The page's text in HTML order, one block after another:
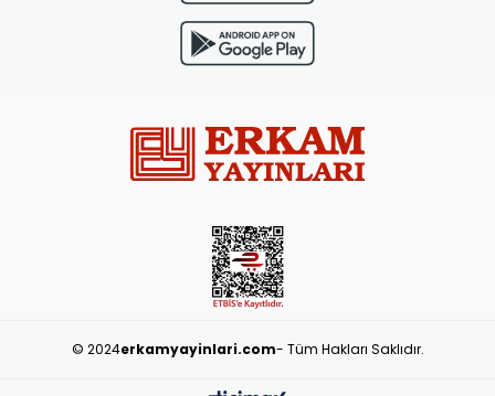
© 2024erkamyayinlari.com- Tüm Hakları Saklıdır.